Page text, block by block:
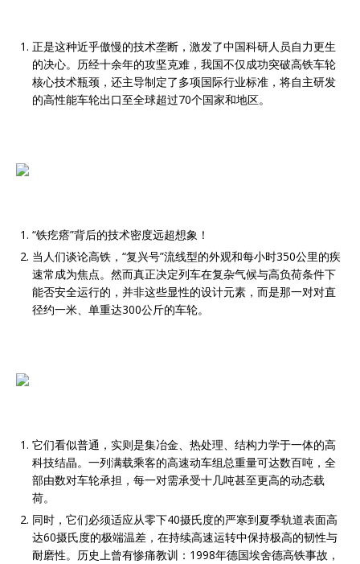
正是这种近乎傲慢的技术垄断，激发了中国科研人员自力更生
的决心。历经十余年的攻坚克难，我国不仅成功突破高铁车轮
核心技术瓶颈，还主导制定了多项国际行业标准，将自主研发
的高性能车轮出口至全球超过70个国家和地区。
“铁疙瘩”背后的技术密度远超想象！
当人们谈论高铁，“复兴号”流线型的外观和每小时350公里的疾
速常成为焦点。然而真正决定列车在复杂气候与高负荷条件下
能否安全运行的，并非这些显性的设计元素，而是那一对对直
径约一米、单重达300公斤的车轮。
它们看似普通，实则是集冶金、热处理、结构力学于一体的高
科技结晶。一列满载乘客的高速动车组总重量可达数百吨，全
部由数对车轮承担，每一对需承受十几吨甚至更高的动态载
荷。
同时，它们必须适应从零下40摄氏度的严寒到夏季轨道表面高
达60摄氏度的极端温差，在持续高速运转中保持极高的韧性与
耐磨性。历史上曾有惨痛教训：1998年德国埃舍德高铁事故，